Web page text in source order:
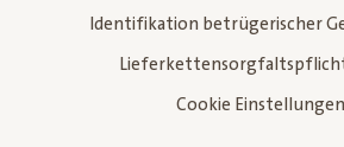
Identifikation betrügerischer
Cookie Einstellungen